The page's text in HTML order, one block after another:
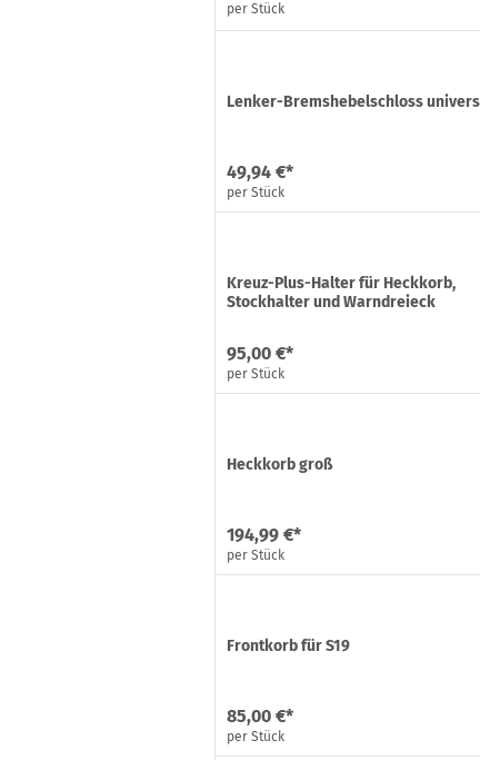
per Stück
Lenker-Bremshebelschloss
49,94 €*
per Stück
Kreuz-Plus-Halter für Heckkorb,
Stockhalter und Warndreieck
95,00 €*
per Stück
Heckkorb groß
194,99 €*
per Stück
Frontkorb für S19
85,00 €*
per Stück